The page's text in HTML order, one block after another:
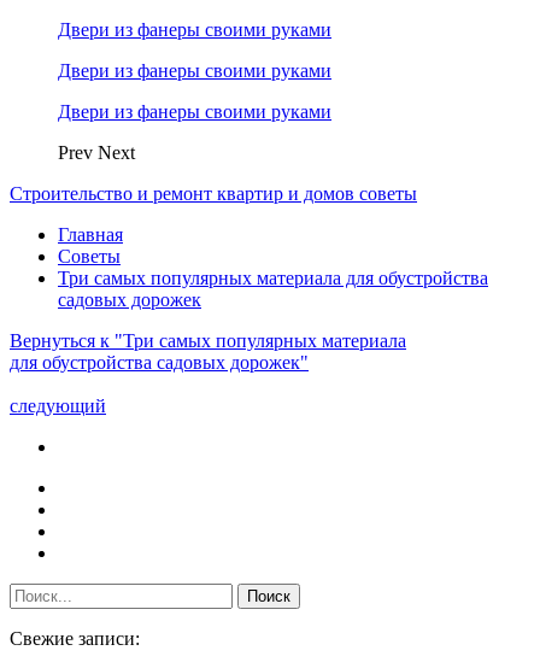
Двери из фанеры своими руками
Двери из фанеры своими руками
Двери из фанеры своими руками
Prev Next
Строительство и ремонт квартир и домов советы
Главная
Советы
Три самых популярных материала для обустройства
садовых дорожек
Вернуться к "Три самых популярных материала
для обустройства садовых дорожек"
следующий
Свежие записи: